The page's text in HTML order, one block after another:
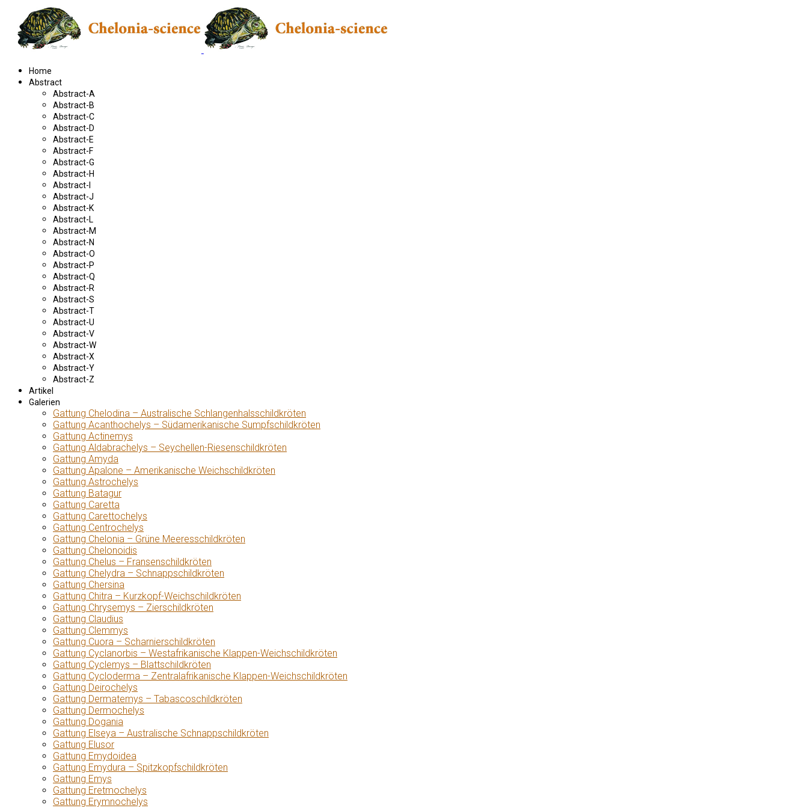
Home
Abstract
Abstract-A
Abstract-B
Abstract-C
Abstract-D
Abstract-E
Abstract-F
Abstract-G
Abstract-H
Abstract-I
Abstract-J
Abstract-K
Abstract-L
Abstract-M
Abstract-N
Abstract-O
Abstract-P
Abstract-Q
Abstract-R
Abstract-S
Abstract-T
Abstract-U
Abstract-V
Abstract-W
Abstract-X
Abstract-Y
Abstract-Z
Artikel
Galerien
Gattung Chelodina – Australische Schlangenhalsschildkröten
Gattung Acanthochelys – Südamerikanische Sumpfschildkröten
Gattung Actinemys
Gattung Aldabrachelys – Seychellen-Riesenschildkröten
Gattung Amyda
Gattung Apalone – Amerikanische Weichschildkröten
Gattung Astrochelys
Gattung Batagur
Gattung Caretta
Gattung Carettochelys
Gattung Centrochelys
Gattung Chelonia – Grüne Meeresschildkröten
Gattung Chelonoidis
Gattung Chelus – Fransenschildkröten
Gattung Chelydra – Schnappschildkröten
Gattung Chersina
Gattung Chitra – Kurzkopf-Weichschildkröten
Gattung Chrysemys – Zierschildkröten
Gattung Claudius
Gattung Clemmys
Gattung Cuora – Scharnierschildkröten
Gattung Cyclanorbis – Westafrikanische Klappen-Weichschildkröten
Gattung Cyclemys – Blattschildkröten
Gattung Cycloderma – Zentralafrikanische Klappen-Weichschildkröten
Gattung Deirochelys
Gattung Dermatemys – Tabascoschildkröten
Gattung Dermochelys
Gattung Dogania
Gattung Elseya – Australische Schnappschildkröten
Gattung Elusor
Gattung Emydoidea
Gattung Emydura – Spitzkopfschildkröten
Gattung Emys
Gattung Eretmochelys
Gattung Erymnochelys